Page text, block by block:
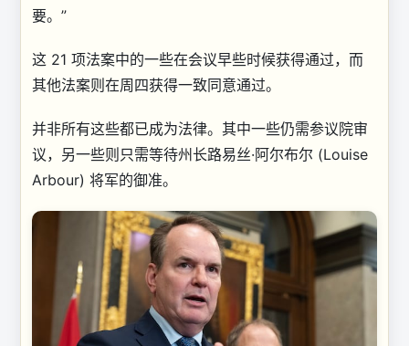
要。”
这 21 项法案中的一些在会议早些时候获得通过，而
其他法案则在周四获得一致同意通过。
并非所有这些都已成为法律。其中一些仍需参议院审
议，另一些则只需等待州长路易丝·阿尔布尔 (Louise
Arbour) 将军的御准。